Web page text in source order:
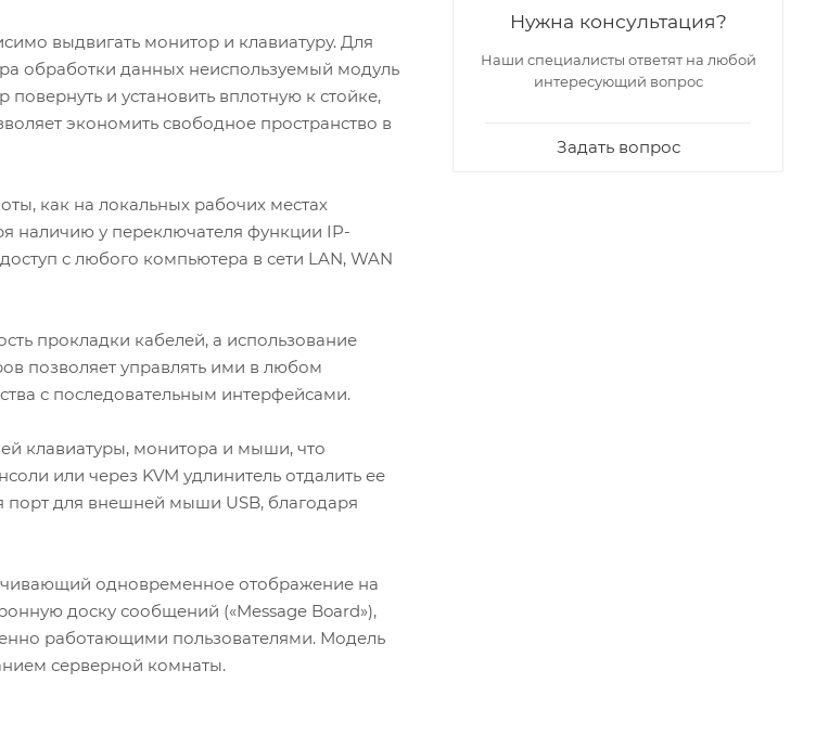
выдвигать монитор и клавиатуру. Для
обработки данных неиспользуемый модуль
и установить вплотную к стойке,
экономить свободное пространство в
как на локальных рабочих местах
наличию у переключателя функции IP-
с любого компьютера в сети LAN, WAN
прокладки кабелей, а использование
позволяет управлять ими в любом
с последовательным интерфейсами.
клавиатуры, монитора и мыши, что
или через KVM удлинитель отдалить ее
порт для внешней мыши USB, благодаря
одновременное отображение на
доску сообщений («Message Board»),
работающими пользователями. Модель
серверной комнаты.
Нужна консультация?
Наши специалисты ответят на любой
интересующий вопрос
Задать вопрос